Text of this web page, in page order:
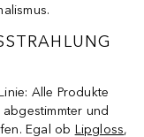
Alle Produkte
und
Egal ob Lipgloss,